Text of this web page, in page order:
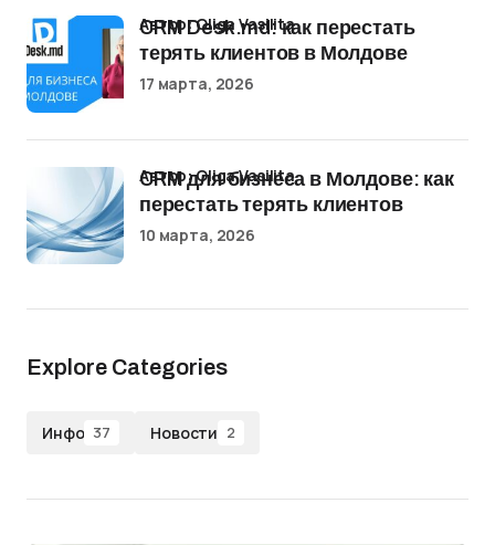
CRM Desk.md: как перестать
терять клиентов в Молдове
Автор: Oliga Vasilita
17 марта, 2026
CRM для бизнеса в Молдове: как
перестать терять клиентов
Автор: Oliga Vasilita
10 марта, 2026
Explore Categories
Инфо 37 Новости 2